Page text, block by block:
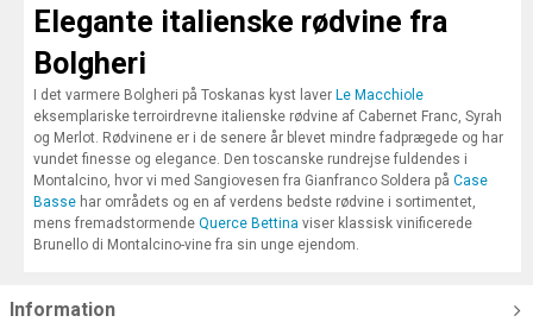
Elegante italienske rødvine fra
Bolgheri
I det varmere Bolgheri på Toskanas kyst laver Le Macchiole
eksemplariske terroirdrevne italienske rødvine af Cabernet Franc, Syrah
og Merlot. Rødvinene er i de senere år blevet mindre fadprægede og har
vundet finesse og elegance. Den toscanske rundrejse fuldendes i
Montalcino, hvor vi med Sangiovesen fra Gianfranco Soldera på Case
Basse har områdets og en af verdens bedste rødvine i sortimentet,
mens fremadstormende Querce Bettina viser klassisk vinificerede
Brunello di Montalcino-vine fra sin unge ejendom.
Information